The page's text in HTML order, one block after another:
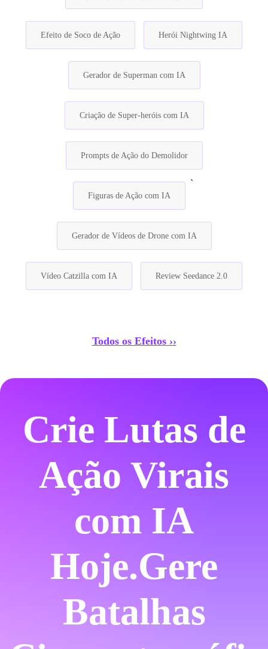
Efeito de Soco de Ação Herói Nightwing IA
Gerador de Superman com IA
Criação de Super-heróis com IA
Prompts de Ação do Demolidor
Figuras de Ação com IA
Gerador de Vídeos de Drone com IA
Vídeo Catzilla com IA Review Seedance 2.0
Todos os Efeitos ››
Crie Lutas de
Ação Virais
com IA
Hoje.Gere
Batalhas